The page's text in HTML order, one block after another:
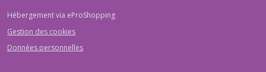
Hébergement via eProShopping
Gestion des cookies
Données personnelles